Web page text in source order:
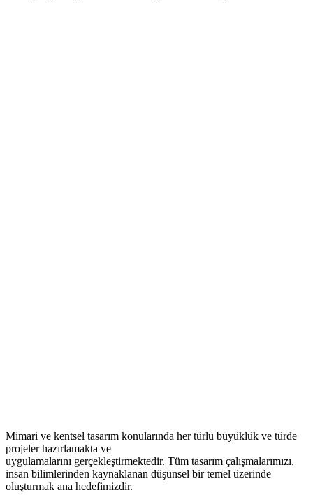
Mimari ve kentsel tasarım konularında her türlü büyüklük ve türde
projeler hazırlamakta ve
uygulamalarını gerçekleştirmektedir. Tüm tasarım çalışmalarımızı,
insan bilimlerinden kaynaklanan düşünsel bir temel üzerinde
oluşturmak ana hedefimizdir.